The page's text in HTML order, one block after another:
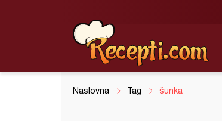
Naslovna Tag šunka